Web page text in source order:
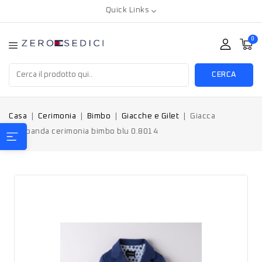
Quick Links
0
CERCA
Casa Cerimonia Bimbo Giacche e Gilet
Giacca
Sarabanda cerimonia bimbo blu 0.8014